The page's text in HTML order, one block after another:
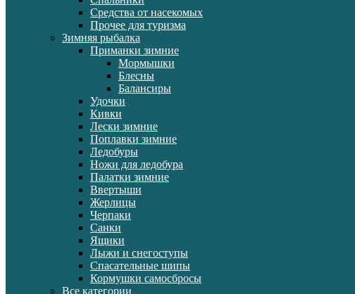
Средства от насекомых
Прочее для туризма
Зимняя рыбалка
Приманки зимние
Мормышки
Блесны
Балансиры
Удочки
Кивки
Лески зимние
Поплавки зимние
Ледобуры
Ножи для ледобура
Палатки зимние
Ввертыши
Жерлицы
Черпаки
Санки
Ящики
Лыжи и снегоступы
Спасательные шипы
Кормушки самосбросы
Все категории